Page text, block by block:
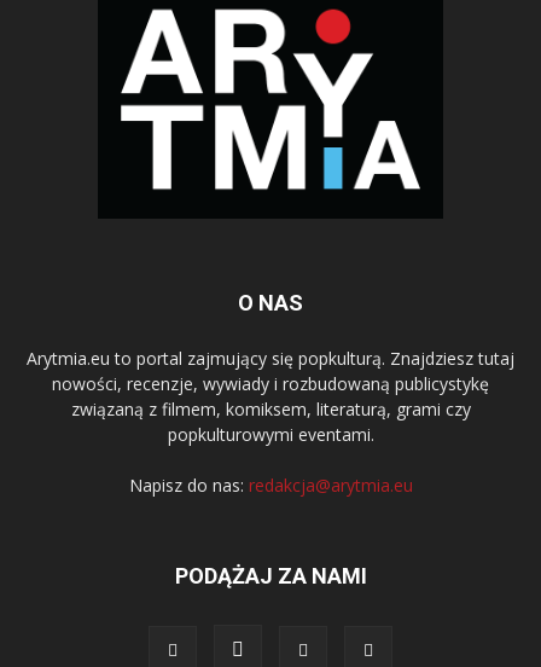
O NAS
Arytmia.eu to portal zajmujący się popkulturą. Znajdziesz tutaj
nowości, recenzje, wywiady i rozbudowaną publicystykę
związaną z filmem, komiksem, literaturą, grami czy
popkulturowymi eventami.
Napisz do nas: redakcja@arytmia.eu
PODĄŻAJ ZA NAMI